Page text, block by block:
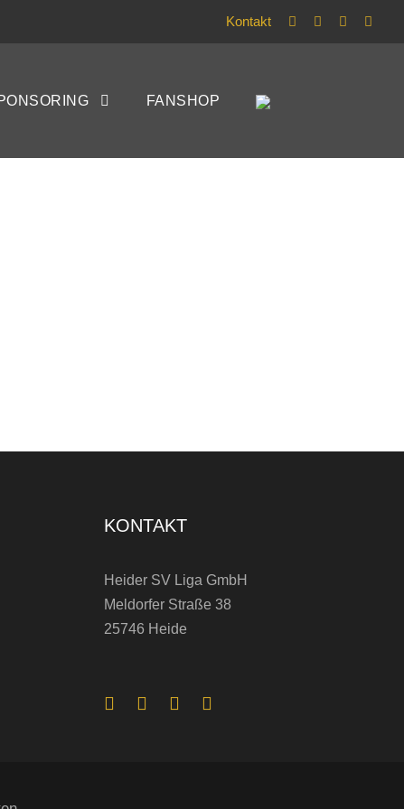
Kontakt
FANSHOP
CUP
KONTAKT
Heider SV Liga GmbH
Meldorfer Straße 38
25746 Heide